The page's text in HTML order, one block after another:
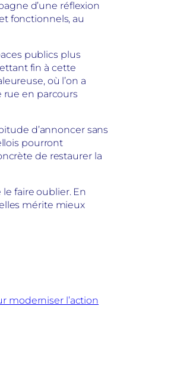
d’une réflexion
fonctionnels, au
publics plus
fin à cette
où l’on a
rue en parcours
d’annoncer sans
pourront
de restaurer la
faire oublier. En
mérite mieux
moderniser l’action